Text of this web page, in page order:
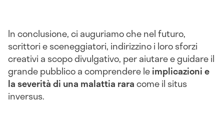
In conclusione, ci auguriamo che nel futuro,
scrittori e sceneggiatori, indirizzino i loro sforzi
creativi a scopo divulgativo, per aiutare e guidare il
grande pubblico a comprendere leimplicazioni e
la severità di una malattia raracome il situs
inversus.